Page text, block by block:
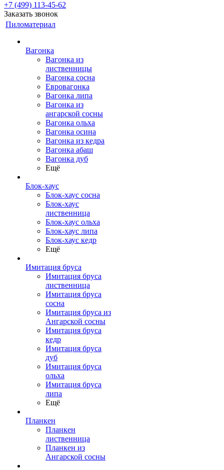
+7 (499) 113-45-62
Заказать звонок
Пиломатериал
Вагонка
Вагонка из
лиственницы
Вагонка сосна
Евровагонка
Вагонка липа
Вагонка из
ангарской сосны
Вагонка ольха
Вагонка осина
Вагонка из кедра
Вагонка абаш
Вагонка дуб
Ещё
Блок-хаус
Блок-хаус сосна
Блок-хаус
лиственница
Блок-хаус ольха
Блок-хаус липа
Блок-хаус кедр
Ещё
Имитация бруса
Имитация бруса
лиственница
Имитация бруса
сосна
Имитация бруса из
Ангарской сосны
Имитация бруса
кедр
Имитация бруса
дуб
Имитация бруса
ольха
Имитация бруса
липа
Ещё
Планкен
Планкен
лиственница
Планкен из
Ангарской сосны